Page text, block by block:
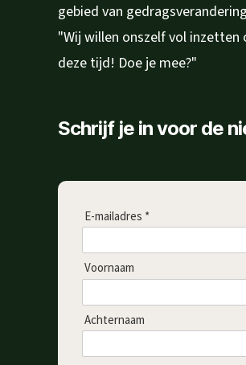
gebied van
"Wij willen onszelf vol
deze tijd! Doe je mee?"
Schrijf je in voor de
E-mailadres *
Voornaam
Achternaam